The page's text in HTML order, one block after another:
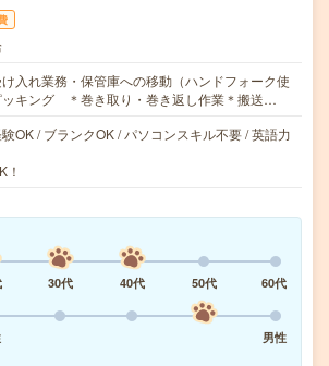
け入れ業務・保管庫への移動（ハンドフォーク使
ッキング ＊巻き取り・巻き返し作業＊搬送…
OK / ブランクOK / パソコンスキル不要 / 英語力
！
30代 40代 50代
60代
男性